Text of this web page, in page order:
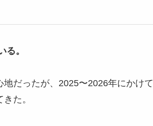
。
だったが、2025〜2026年にかけて
た。